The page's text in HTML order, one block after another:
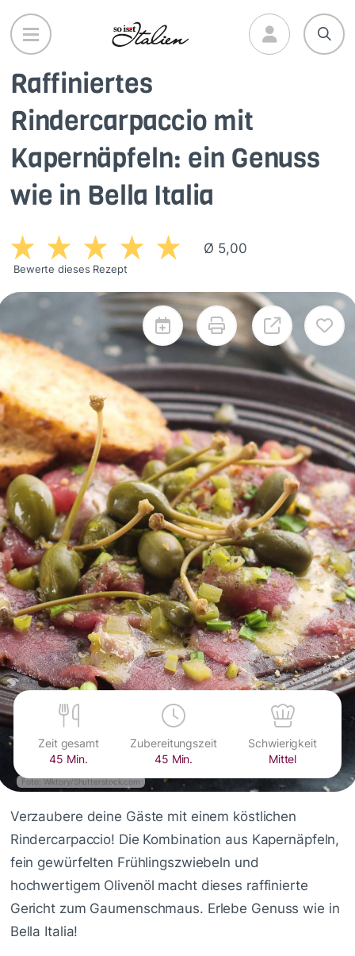
Direkt
zum
Inhalt
Raffiniertes
Rindercarpaccio mit
Kapernäpfeln: ein Genuss
wie in Bella Italia
Ø 5,00
Bewerte dieses Rezept
Foto: Wiktory/Shutterstock.com
Zeit gesamt
45 Min.
Zubereitungszeit
45 Min.
Schwierigkeit
Mittel
Verzaubere deine Gäste mit einem köstlichen
Rindercarpaccio! Die Kombination aus Kapernäpfeln,
fein gewürfelten Frühlingszwiebeln und
hochwertigem Olivenöl macht dieses raffinierte
Gericht zum Gaumenschmaus. Erlebe Genuss wie in
Bella Italia!